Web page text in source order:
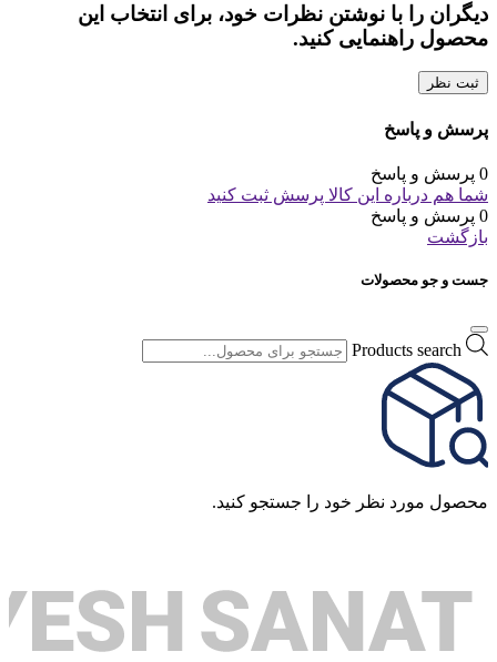
دیگران را با نوشتن نظرات خود، برای انتخاب این
محصول راهنمایی کنید.
ثبت نظر
پرسش و پاسخ
0 پرسش و پاسخ
شما هم درباره این کالا پرسش ثبت کنید
0 پرسش و پاسخ
بازگشت
جست و جو محصولات
Products search
محصول مورد نظر خود را جستجو کنید.